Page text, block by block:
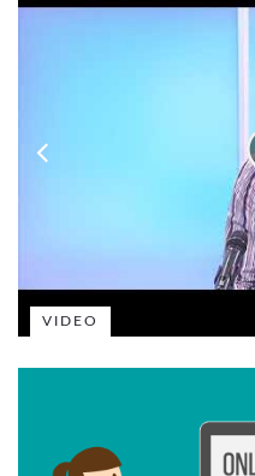
VIDEO